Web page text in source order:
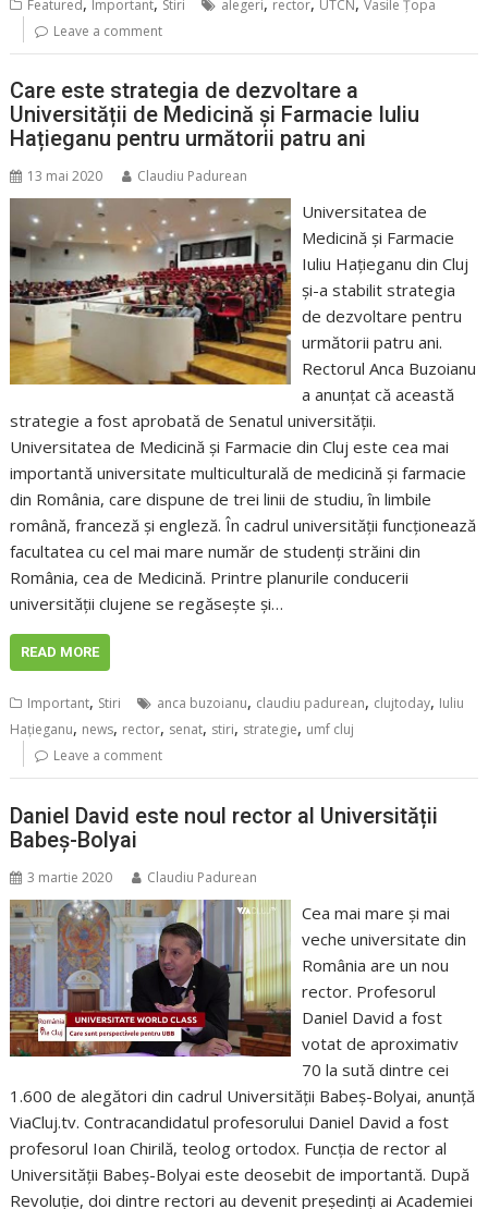
Featured Important Stiri alegeri rector UTCN Vasile Țopa
Leave a comment
Care este strategia de dezvoltare a
Universității de Medicină și Farmacie Iuliu
Hațieganu pentru următorii patru ani
13 mai 2020 Claudiu Padurean
Universitatea de
Medicină și Farmacie
Iuliu Hațieganu din Cluj
și-a stabilit strategia
de dezvoltare pentru
următorii patru ani.
Rectorul Anca Buzoianu
a anunțat că această
strategie a fost aprobată de Senatul universității.
Universitatea de Medicină și Farmacie din Cluj este cea mai
importantă universitate multiculturală de medicină și farmacie
din România, care dispune de trei linii de studiu, în limbile
română, franceză și engleză. În cadrul universității funcționează
facultatea cu cel mai mare număr de studenți străini din
România, cea de Medicină. Printre planurile conducerii
universității clujene se regăsește și…
READ MORE
Important, Stiri anca buzoianu, claudiu padurean, clujtoday, Iuliu
Haţieganu, news, rector, senat, stiri, strategie, umf cluj
Leave a comment
Daniel David este noul rector al Universității
Babeș-Bolyai
3 martie 2020 Claudiu Padurean
Cea mai mare și mai
veche universitate din
România are un nou
rector. Profesorul
Daniel David a fost
votat de aproximativ
70 la sută dintre cei
1.600 de alegători din cadrul Universității Babeș-Bolyai, anunță
ViaCluj.tv. Contracandidatul profesorului Daniel David a fost
profesorul Ioan Chirilă, teolog ortodox. Funcția de rector al
Universității Babeș-Bolyai este deosebit de importantă. După
Revoluție, doi dintre rectori au devenit președinți ai Academiei